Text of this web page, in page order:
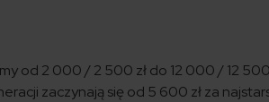
od 2 000 / 2 500 zł do 12 000 / 12
zaczynają się od 5 600 zł za